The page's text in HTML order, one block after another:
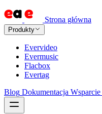
Strona główna
Produkty
Evervideo
Evermusic
Flacbox
Evertag
Blog Dokumentacja Wsparcie